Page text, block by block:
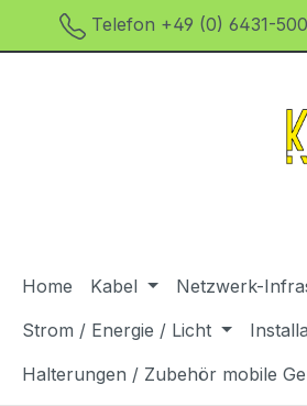
Hauptinhalt springen
Zur Suche springen
Zur Hauptnavigation springen
Telefon +49 (0) 6431-
Home Kabel Netzwerk-
Strom / Energie / Licht
Halterungen / Zubehör mobile